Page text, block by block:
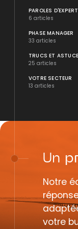
PAROLES
6 articles
PHASE MANAGER
33 articles
TRUCS ET
25 articles
VOTRE SECTEUR
13 articles
Un
Notre
votre